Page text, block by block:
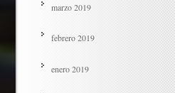
marzo 2019
febrero 2019
enero 2019